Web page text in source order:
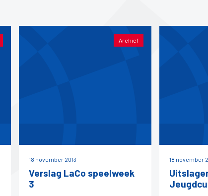
Archief
18 november 2013
Verslag LaCo speelweek
3
18 november